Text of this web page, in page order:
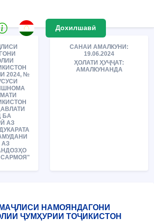
Дохилшавӣ
2024, №
БА
АЗ
САНАИ АМАЛКУНИ:
19.06.2024
ҲОЛАТИ ҲУҶҶАТ:
АМАЛКУНАНДА
НАМОЯНДАГОНИ
ҶУМҲУРИИ ТОҶИКИСТОН